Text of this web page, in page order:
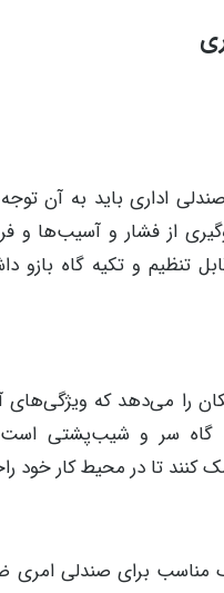
اداری باید به آن
از فشار و
تنظیم و تکیه گاه بازو
را می‌دهد که
گاه سر و شیب‌پشتی است.
کنند تا در محیط کار خود
مناسب برای صندلی